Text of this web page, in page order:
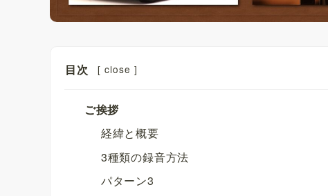
目次 [ close ]
ご挨拶
経緯と概要
3種類の録音方法
パターン3